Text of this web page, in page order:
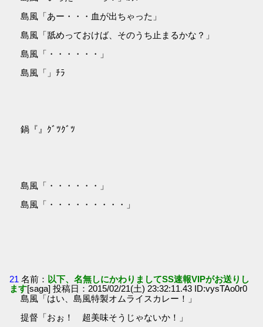
島風「あー・・・血が出ちゃった」
島風「舐めっておけば、そのうち止まるかな？」
島風「・・・・・・」
島風「」ﾁﾗ
鍋『』ｸﾞﾂｸﾞﾂ
島風「・・・・・・」
島風「・・・・・・・・・」
21 名前： 以下、名無しにかわりましてSS速報VIPがお送りし
ます[saga] 投稿日：2015/02/21(土) 23:32:11.43 ID:vysTAo0r0
島風「はい、島風特製オムライスカレー！」
提督「おぉ！ 超美味そうじゃないか！」